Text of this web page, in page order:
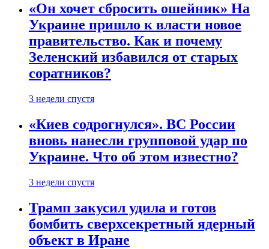
«Он хочет сбросить ошейник» На
Украине пришло к власти новое
правительство. Как и почему
Зеленский избавился от старых
соратников?
3 недели спустя
«Киев содрогнулся». ВС России
вновь нанесли групповой удар по
Украине. Что об этом известно?
3 недели спустя
Трамп закусил удила и готов
бомбить сверхсекретный ядерный
объект в Иране